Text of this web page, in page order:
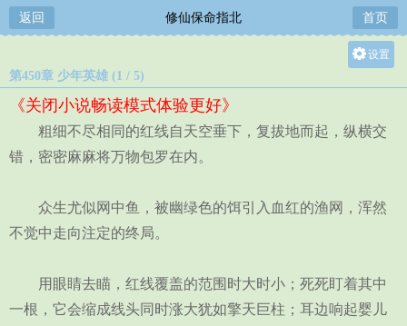
返回 修仙保命指北 首页
设置
中
第450章 少年英雄 (1 / 5)
《关闭小说畅读模式体验更好》
粗细不尽相同的红线自天空垂下，复拔地而起，纵横交
错，密密麻麻将万物包罗在内。
众生尤似网中鱼，被幽绿色的饵引入血红的渔网，浑然
不觉中走向注定的终局。
用眼睛去瞄，红线覆盖的范围时大时小；死死盯着其中
一根，它会缩成线头同时涨大犹如擎天巨柱；耳边响起婴儿